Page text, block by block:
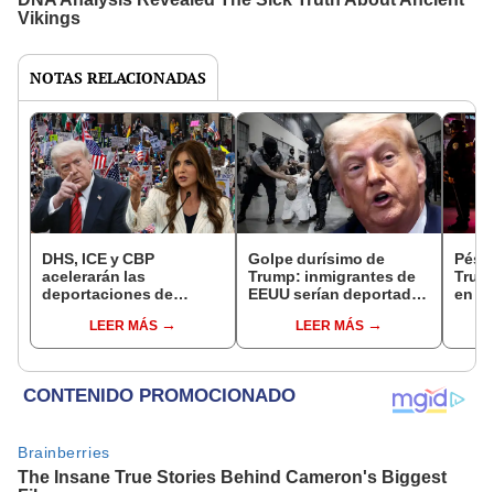
NOTAS RELACIONADAS
DHS, ICE y CBP
acelerarán las
deportaciones de
ley que promete acabar
con “criminales” en
LEER MÁS
Golpe durísimo de
Trump: inmigrantes de
EEUU serían deportados
solo 6 horas de aviso,
según ICE
LEER MÁS
en
no